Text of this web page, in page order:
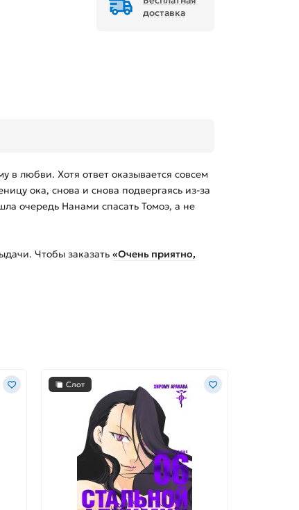
доставка
в любви. Хотя ответ оказывается совсем
ока, снова и снова подвергаясь из-за
очередь Нанами спасать Томоэ, а не
Чтобы заказать «Очень приятно,
Слот